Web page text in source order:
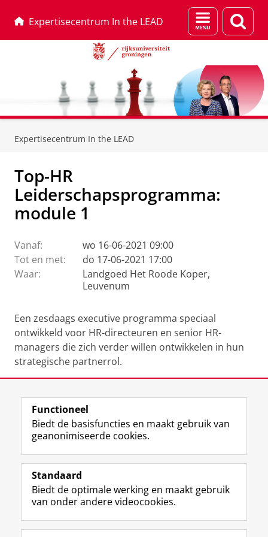
Expertisecentrum In the LEAD
Menu
en
Expertisecentrum In the LEAD
Top-HR
Leiderschapsprogramma:
module 1
Vanaf:
wo 16-06-2021 09:00
Tot en met:
do 17-06-2021 17:00
Waar:
Landgoed Het Roode Koper,
Leuvenum
Een zesdaags executive programma speciaal
ontwikkeld voor HR-directeuren en senior HR-
managers die zich verder willen ontwikkelen in hun
strategische partnerrol.
Een veranderende wereld
Volledige programma
Deel dit Facebook
View this page in:English
Functioneel
Biedt de basisfuncties en maakt gebruik van
geanonimiseerde cookies.
Standaard
Biedt de optimale werking en maakt gebruik
van onder andere videocookies.